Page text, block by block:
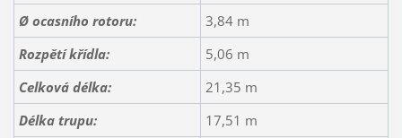
Ø ocasního rotoru:
3,84 m
Rozpětí křídla:
5,06 m
Celková délka:
21,35 m
Délka trupu:
17,51 m